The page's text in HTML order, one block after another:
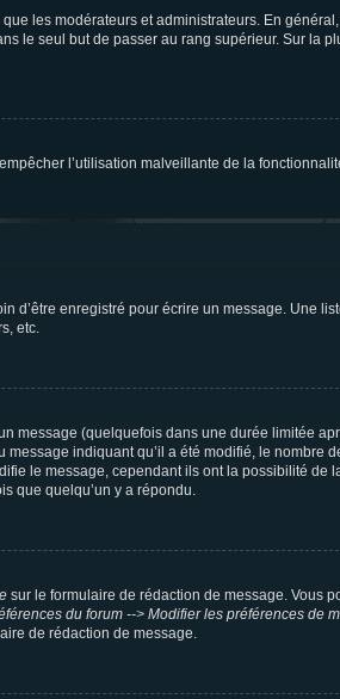
les modérateurs et administrateurs. En
le seul but de passer au rang supérieur. Sur la
l’utilisation malveillante de la
d’être enregistré pour écrire un message. Une
etc.
message (quelquefois dans une durée limitée
indiquant qu’il a été modifié, le nombre
le message, cependant ils ont la possibilité de
que quelqu’un y a répondu.
sur le formulaire de rédaction de message. Vous
du forum --> Modifier les préférences de
de rédaction de message.